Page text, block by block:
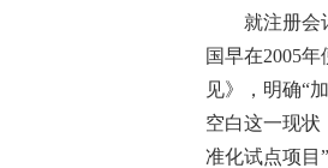
就注册会
国早在2005年
见》，明确“
空白这一现状
准化试点项目”